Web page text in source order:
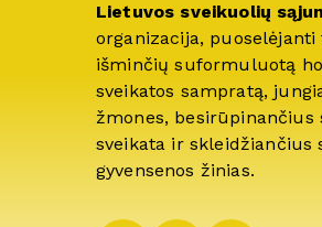
Lietuvos sveikuolių
organizacija, puoselėjanti
išminčių suformuluotą
sveikatos sampratą,
žmones, besirūpinančius
sveikata ir skleidžiančius
gyvensenos žinias.